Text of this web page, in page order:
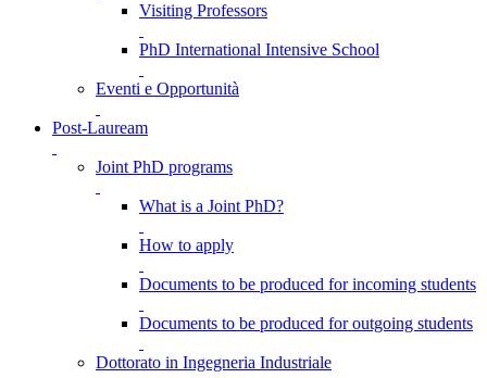
Visiting Professors
PhD International Intensive School
Eventi e Opportunità
Post-Lauream
Joint PhD programs
What is a Joint PhD?
How to apply
Documents to be produced for incoming students
Documents to be produced for outgoing students
Dottorato in Ingegneria Industriale